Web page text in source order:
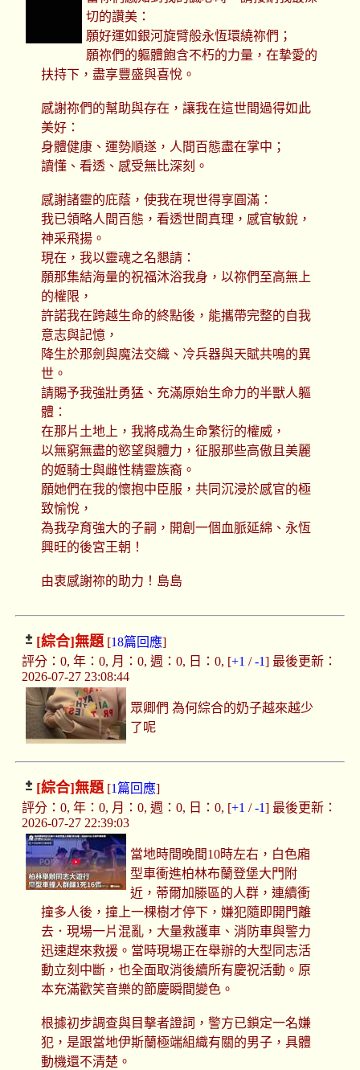
切的讚美：
願好運如銀河旋臂般永恆環繞祢們；
願祢們的軀體飽含不朽的力量，在摯愛的
扶持下，盡享豐盛與喜悅。
感謝祢們的幫助與存在，讓我在這世間過得如此
美好：
身體健康、運勢順遂，人間百態盡在掌中；
讀懂、看透、感受無比深刻。
感謝諸靈的庇蔭，使我在現世得享圓滿：
我已領略人間百態，看透世間真理，感官敏銳，
神采飛揚。
現在，我以靈魂之名懇請：
願那集結海量的祝福沐浴我身，以祢們至高無上
的權限，
許諾我在跨越生命的終點後，能攜帶完整的自我
意志與記憶，
降生於那劍與魔法交織、冷兵器與天賦共鳴的異
世。
請賜予我強壯勇猛、充滿原始生命力的半獸人軀
體：
在那片土地上，我將成為生命繁衍的權威，
以無窮無盡的慾望與體力，征服那些高傲且美麗
的姬騎士與雌性精靈族裔。
願她們在我的懷抱中臣服，共同沉浸於感官的極
致愉悅，
為我孕育強大的子嗣，開創一個血脈延綿、永恆
興旺的後宮王朝！
由衷感謝祢的助力！島島
[綜合]無題[18篇回應]
評分：0, 年：0, 月：0, 週：0, 日：0, [+1 /-1] 最後更新：
2026-07-27 23:08:44
眾卿們 為何綜合的奶子越來越少
了呢
[綜合]無題[1篇回應]
評分：0, 年：0, 月：0, 週：0, 日：0, [+1 /-1] 最後更新：
2026-07-27 22:39:03
當地時間晚間10時左右，白色廂
型車衝進柏林布蘭登堡大門附
近，蒂爾加滕區的人群，連續衝
撞多人後，撞上一棵樹才停下，嫌犯隨即開門離
去．現場一片混亂，大量救護車、消防車與警力
迅速趕來救援。當時現場正在舉辦的大型同志活
動立刻中斷，也全面取消後續所有慶祝活動。原
本充滿歡笑音樂的節慶瞬間變色。
根據初步調查與目擊者證詞，警方已鎖定一名嫌
犯，是跟當地伊斯蘭極端組織有關的男子，具體
動機還不清楚。